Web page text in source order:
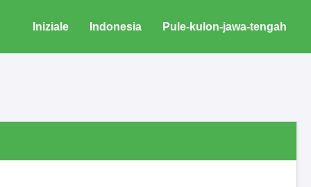
Iniziale Indonesia Pule-kulon-jawa-tengah